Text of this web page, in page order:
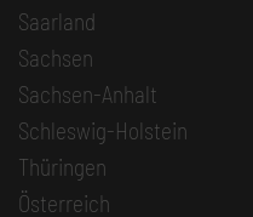
Saarland
Sachsen
Sachsen-Anhalt
Schleswig-Holstein
Thüringen
Österreich